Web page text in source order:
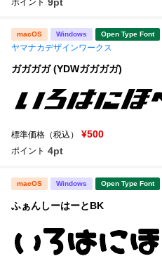
ポイント
macOS Windows Open Type Font
ヤマナカデザインワークス
ガガガガ (YDWガガガガ)
標準価格（税込） ¥500
ポイント 4pt
macOS Windows Open Type Font
ふぁんしーはーとBK